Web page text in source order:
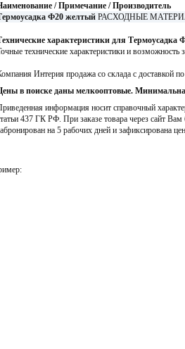
/ Примечание / Производитель
Ф20 желтый РАСХОДНЫЕ
характеристики для Термоусадка
технические характеристики и
Интерия продажа со склада с доставкой
в поиске даны мелкооптовые.
информация носит справочный
437 ГК РФ. При заказе товара через сайт
на 5 рабочих дней и зафиксирована